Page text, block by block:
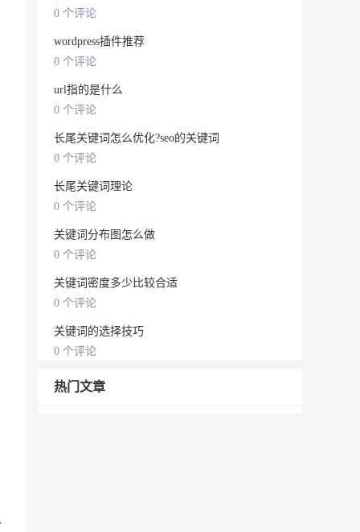
0 个评论
wordpress插件推荐
0 个评论
url指的是什么
0 个评论
长尾关键词怎么优化?seo的关键词
0 个评论
长尾关键词理论
0 个评论
关键词分布图怎么做
0 个评论
关键词密度多少比较合适
0 个评论
关键词的选择技巧
0 个评论
热门文章